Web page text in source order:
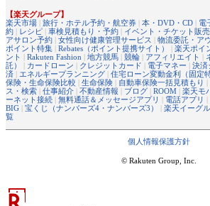
【楽天グループ】
楽天市場 | 旅行・ホテル予約・航空券 | 本・DVD・CD | 電
約 | レシピ | 車検見積もり・予約 | イベント・チケット販売
アサロン予約 | 女性向け健康管理サービス | 物流委託・ア
ポイント特集 | Rebates（ポイント提携サイト） | 楽天ポイ
ント | Rakuten Fashion | 地方競馬 | 競輪 | アフィリエイト |
託）
| カードローン | クレジットカード | 電子マネー | 決済
済 | エネルギープランニング | 住宅ローン変動金利（固定
保険・生命保険比較 | 生命保険 | 自動車保険一括見積もり |
ス・検索 | 仕事紹介 | 不動産情報 | ブログ | ROOM | 楽天モ
ーネット接続 | 無料通話＆メッセージアプリ | 電話アプリ |
BIG | 宝くじ（ナンバーズ4・ナンバーズ3） | 楽天イーグ
覧
個人情報保護方針
© Rakuten Group, Inc.